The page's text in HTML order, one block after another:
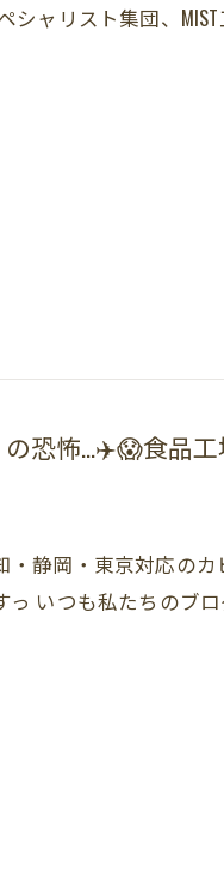
ャリスト集団、
恐怖…✈️😱食品
静岡・東京対応の
いつも私たちのブ